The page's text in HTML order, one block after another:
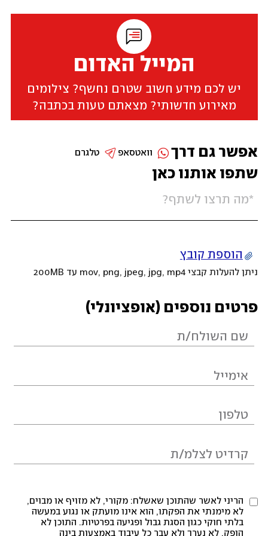
המייל האדום
יש לכם מידע חשוב שטרם נחשף? צילומים
מאירוע חדשותי? מצאתם טעות בכתבה?
שתפו אותנו כאן
הוספת קובץ
ניתן להעלות קבצי mov, png, jpeg, jpg, mp4 עד 200MB
פרטים נוספים (אופציונלי)
הריני לאשר שהתוכן שאשלח: מקורי, לא מזויף או מבוים,
לא מימנתי את הפקתו, הוא אינו מועתק או נגוע במעשה
בלתי חוקי כגון הסגת גבול ופגיעה בפרטיות. התוכן לא
הופק, לא נערך ולא עבר כל עיבוד באמצעות בינה
אפשר גם דרך טלגרם וואטסאפ